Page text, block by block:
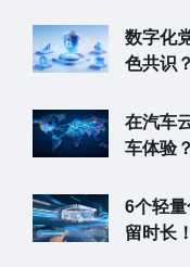
数字化
色共识？
在汽车
车体验？
6个轻
留时长！